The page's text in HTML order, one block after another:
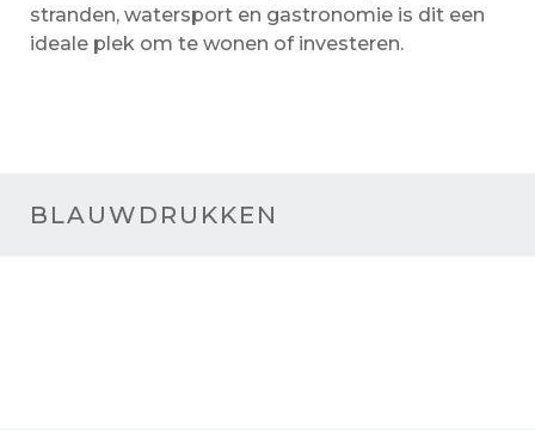
stranden, watersport en gastronomie is dit een
ideale plek om te wonen of investeren.
BLAUWDRUKKEN